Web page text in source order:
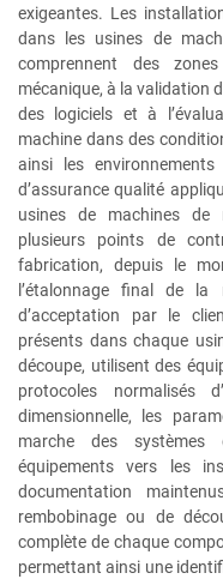
exigeantes. Les
dans les usines de
comprennent des
mécanique, à la validation
des logiciels et à
machine dans des
ainsi les
d’assurance qualité
usines de machines de
plusieurs points de
fabrication, depuis le
l’étalonnage final de la
d’acceptation par le
présents dans chaque
découpe, utilisent des
protocoles normalisés
dimensionnelle, les
marche des systèmes
équipements vers les
documentation
rembobinage ou de
complète de chaque
permettant ainsi une